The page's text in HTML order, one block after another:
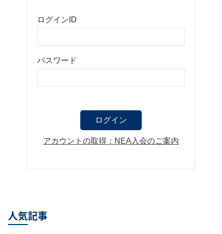
ログインID
パスワード
アカウントの取得：NEA入会のご案内
人気記事